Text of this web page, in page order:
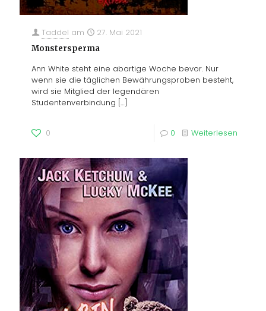
Taddel am 27. Mai 2021
Monstersperma
Ann White steht eine abartige Woche bevor. Nur
wenn sie die täglichen Bewährungsproben besteht,
wird sie Mitglied der legendären
Studentenverbindung […]
0 0 Weiterlesen